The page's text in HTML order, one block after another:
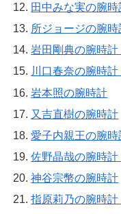
田中みな実の腕時
所ジョージの腕時
岩田剛典の腕時計
川口春奈の腕時計
岩本照の腕時計
又吉直樹の腕時計
愛子内親王の腕時
佐野晶哉の腕時計
神谷宗幣の腕時計
指原莉乃の腕時計